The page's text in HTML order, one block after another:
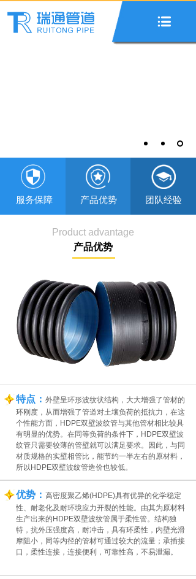
服务保障 产品优势 团队经验
Product advantage
产品优势
特点： 外壁呈环形波纹状结构，大大增强了管材的
环刚度，从而增强了管道对土壤负荷的抵抗力，在这
个性能方面，HDPE双壁波纹管与其他管材相比较具
有明显的优势。在同等负荷的条件下，HDPE双壁波
纹管只需要较薄的管壁就可以满足要求。因此，与同
材质规格的实壁相管比，能节约一半左右的原材料，
所以HDPE双壁波纹管造价也较低。
优势： 高密度聚乙烯(HDPE)具有优异的化学稳定
性、耐老化及耐环境应力开裂的性能。由其为原材料
生产出来的HDPE双壁波纹管属于柔性管。结构独
特，抗外压强度高，耐冲击，具有环柔性，内壁光滑
摩阻小，同等内径的管材可通过较大的流量；承插接
口，柔性连接，连接便利，可靠性高，不易泄漏。